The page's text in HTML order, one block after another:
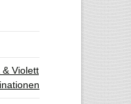
& Violett